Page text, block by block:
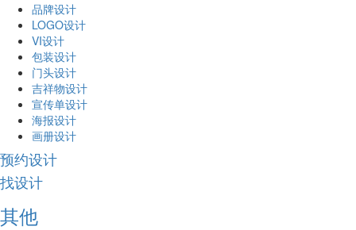
品牌设计
LOGO设计
VI设计
包装设计
门头设计
吉祥物设计
宣传单设计
海报设计
画册设计
预约设计
找设计
其他